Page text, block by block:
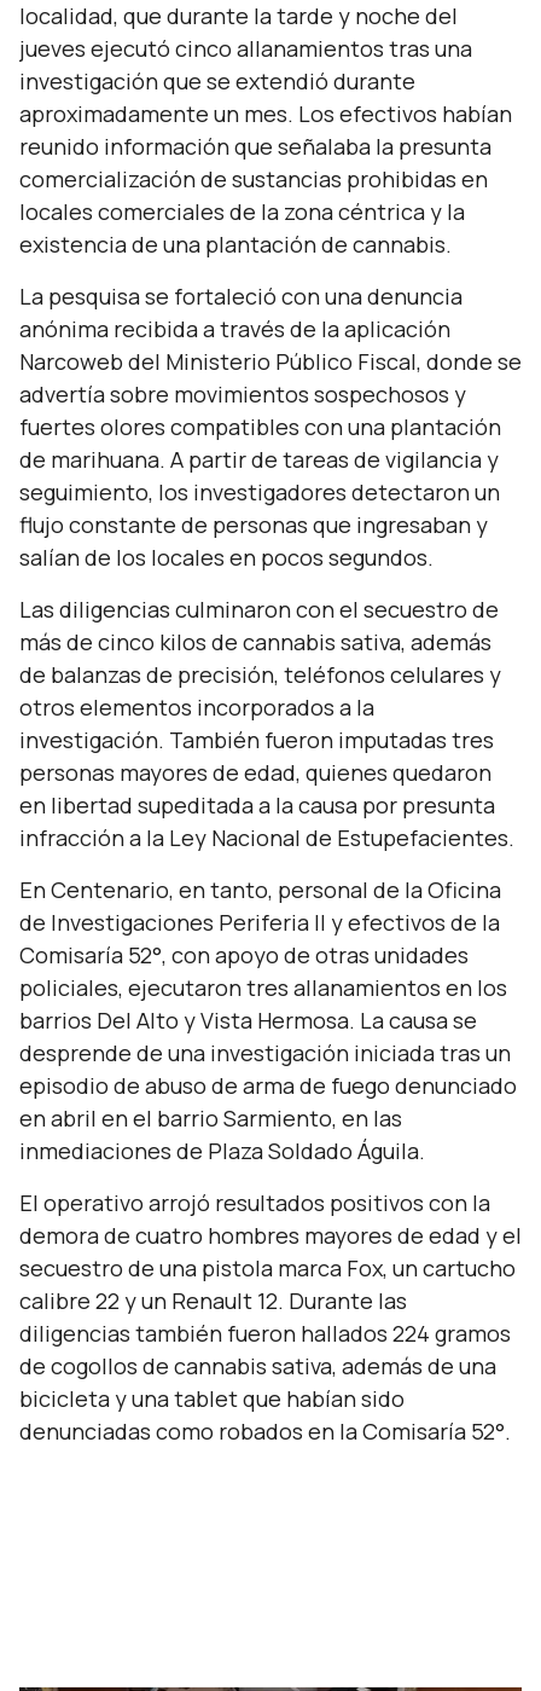
localidad, que durante la tarde y noche del
jueves ejecutó cinco allanamientos tras una
investigación que se extendió durante
aproximadamente un mes. Los efectivos habían
reunido información que señalaba la presunta
comercialización de sustancias prohibidas en
locales comerciales de la zona céntrica y la
existencia de una plantación de cannabis.
La pesquisa se fortaleció con una denuncia
anónima recibida a través de la aplicación
Narcoweb del Ministerio Público Fiscal, donde se
advertía sobre movimientos sospechosos y
fuertes olores compatibles con una plantación
de marihuana. A partir de tareas de vigilancia y
seguimiento, los investigadores detectaron un
flujo constante de personas que ingresaban y
salían de los locales en pocos segundos.
Las diligencias culminaron con el secuestro de
más de cinco kilos de cannabis sativa, además
de balanzas de precisión, teléfonos celulares y
otros elementos incorporados a la
investigación. También fueron imputadas tres
personas mayores de edad, quienes quedaron
en libertad supeditada a la causa por presunta
infracción a la Ley Nacional de Estupefacientes.
En Centenario, en tanto, personal de la Oficina
de Investigaciones Periferia II y efectivos de la
Comisaría 52°, con apoyo de otras unidades
policiales, ejecutaron tres allanamientos en los
barrios Del Alto y Vista Hermosa. La causa se
desprende de una investigación iniciada tras un
episodio de abuso de arma de fuego denunciado
en abril en el barrio Sarmiento, en las
inmediaciones de Plaza Soldado Águila.
El operativo arrojó resultados positivos con la
demora de cuatro hombres mayores de edad y el
secuestro de una pistola marca Fox, un cartucho
calibre 22 y un Renault 12. Durante las
diligencias también fueron hallados 224 gramos
de cogollos de cannabis sativa, además de una
bicicleta y una tablet que habían sido
denunciadas como robados en la Comisaría 52°.